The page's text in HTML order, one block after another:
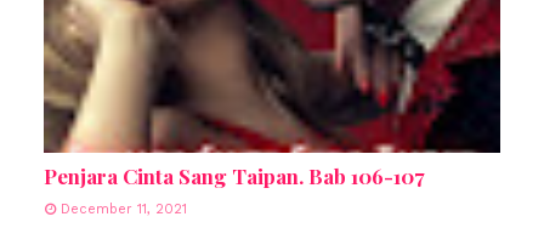
Penjara Cinta Sang Taipan. Bab 106-107
December 11, 2021